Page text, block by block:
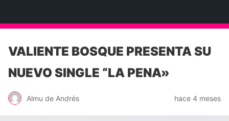
VALIENTE BOSQUE PRESENTA SU
NUEVO SINGLE “LA PENA»
Almu de Andrés hace 4 meses